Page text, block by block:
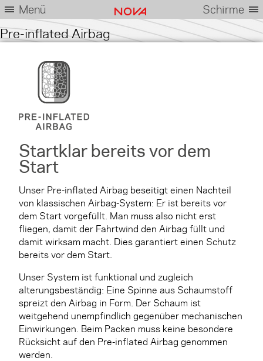
Menü Schirme
Pre-inflated Airbag
Startklar bereits vor dem
Start
Unser Pre-inflated Airbag beseitigt einen Nachteil
von klassischen Airbag-System: Er ist bereits vor
dem Start vorgefüllt. Man muss also nicht erst
fliegen, damit der Fahrtwind den Airbag füllt und
damit wirksam macht. Dies garantiert einen Schutz
bereits vor dem Start.
Unser System ist funktional und zugleich
alterungsbeständig: Eine Spinne aus Schaumstoff
spreizt den Airbag in Form. Der Schaum ist
weitgehend unempfindlich gegenüber mechanischen
Einwirkungen. Beim Packen muss keine besondere
Rücksicht auf den Pre-inflated Airbag genommen
werden.